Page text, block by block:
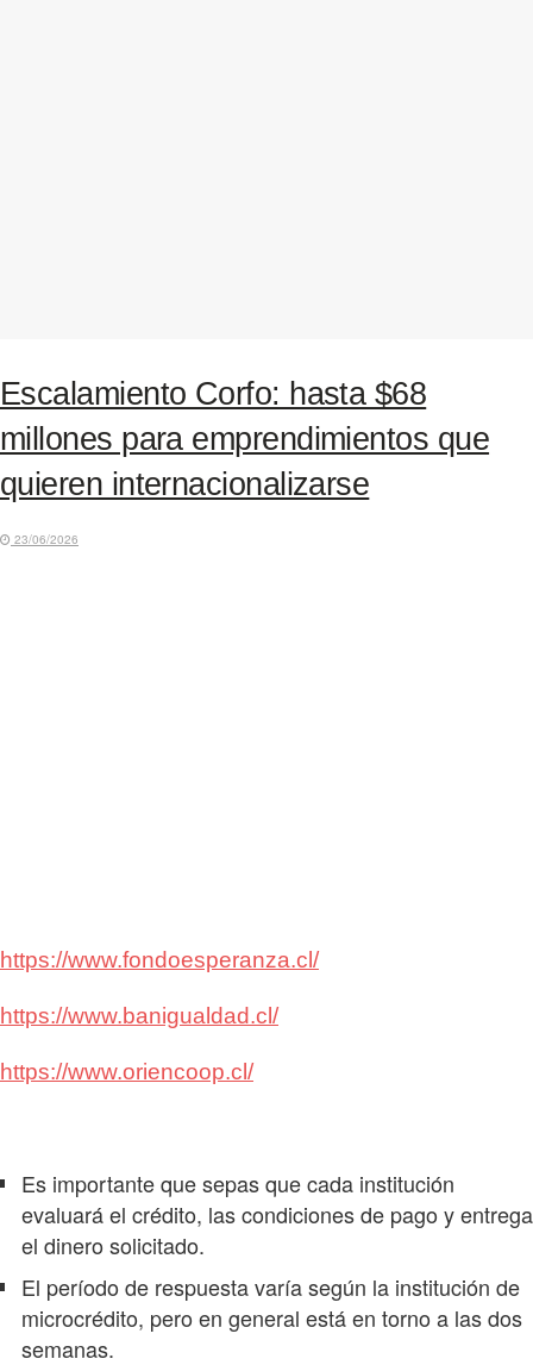
Escalamiento Corfo: hasta $68
millones para emprendimientos que
quieren internacionalizarse
23/06/2026
https://www.fondoesperanza.cl/
https://www.banigualdad.cl/
https://www.oriencoop.cl/
Es importante que sepas que cada institución
evaluará el crédito, las condiciones de pago y entrega
el dinero solicitado.
El período de respuesta varía según la institución de
microcrédito, pero en general está en torno a las dos
semanas.